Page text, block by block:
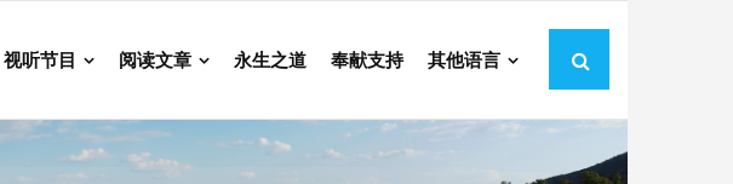
视听节目 阅读文章 永生之道 奉献支持 其他语言